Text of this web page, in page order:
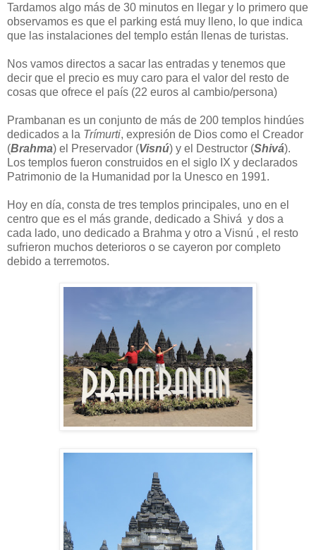
Tardamos algo más de 30 minutos en llegar y lo primero que
observamos es que el parking está muy lleno, lo que indica
que las instalaciones del templo están llenas de turistas.
Nos vamos directos a sacar las entradas y tenemos que
decir que el precio es muy caro para el valor del resto de
cosas que ofrece el país (22 euros al cambio/persona)
Prambanan es un conjunto de más de 200 templos hindúes
dedicados a la Trímurti, expresión de Dios como el Creador
(Brahma) el Preservador (Visnú) y el Destructor (Shivá).
Los templos fueron construidos en el siglo IX y declarados
Patrimonio de la Humanidad por la Unesco en 1991.
Hoy en día, consta de tres templos principales, uno en el
centro que es el más grande, dedicado a Shivá y dos a
cada lado, uno dedicado a Brahma y otro a Visnú , el resto
sufrieron muchos deterioros o se cayeron por completo
debido a terremotos.